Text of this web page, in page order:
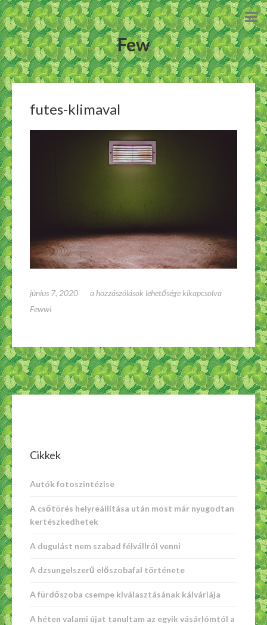
Few
futes-klimaval
június 7, 2020
futes-
a hozzászólások lehetősége kikapcsolva
Fewwi
Cikkek
Autók fotoszintézise
A csőtörés helyreállítása után most már nyugodtan
kertészkedhetek
A dugulást nem szabad félvállról venni
A dzsungelszerű előszobafal története
A fürdőszoba csempe kiválasztásának kálváriája
A héten valami újat tanultam az egyik vásárlómtól a